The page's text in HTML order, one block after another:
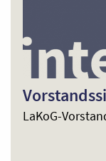
LaKoG-